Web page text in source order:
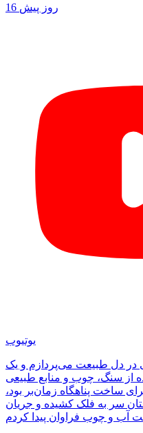
16 روز پیش
یوتیوب
در دل طبیعت می‌پردازم و یک
از سنگ، چوب و منابع طبیعی
ساخت پناهگاه زمان‌بر بود،
سر به فلک کشیده و جریان